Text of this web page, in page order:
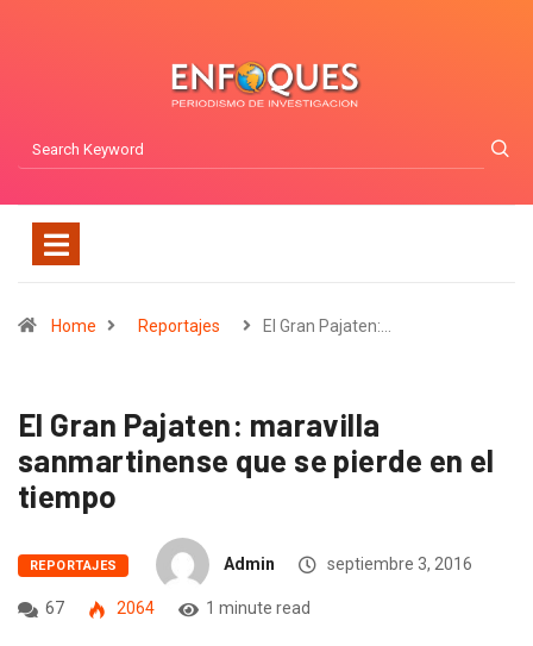
Home Reportajes El Gran Pajaten:…
El Gran Pajaten: maravilla
sanmartinense que se pierde en el
tiempo
REPORTAJES Admin septiembre 3, 2016
67 2064 1 minute read